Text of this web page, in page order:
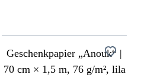
Geschenkpapier „Anouk“ |
70 cm × 1,5 m, 76 g/m², lila